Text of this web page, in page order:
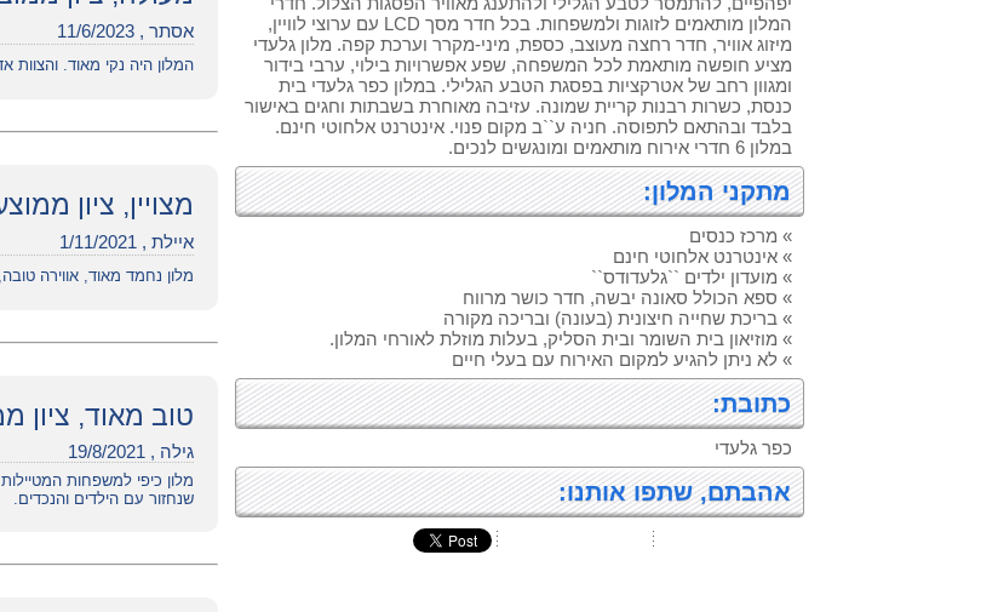
אסתר , 11/6/2023
המלון היה נקי מאוד. והצוות
מצויין, ציון ממוצע
איילת , 1/11/2021
מלון נחמד מאוד, אווירה
טוב מאוד, ציון
גילה , 19/8/2021
מלון כיפי למשפחות
שנחזור עם הילדים והנכדים.
המלון מותאמים לזוגות ולמשפחות. בכל חדר מסך LCD עם ערוצי לוויין,
מיזוג אוויר, חדר רחצה מעוצב, כספת, מיני-מקרר וערכת קפה. מלון גלעדי
מציע חופשה מותאמת לכל המשפחה, שפע אפשרויות בילוי, ערבי בידור
ומגוון רחב של אטרקציות בפסגת הטבע הגלילי. במלון כפר גלעדי בית
כנסת, כשרות רבנות קריית שמונה. עזיבה מאוחרת בשבתות וחגים באישור
בלבד ובהתאם לתפוסה. חניה ע``ב מקום פנוי. אינטרנט אלחוטי חינם.
במלון 6 חדרי אירוח מותאמים ומונגשים לנכים.
מתקני המלון:
» מרכז כנסים
» אינטרנט אלחוטי חינם
» מועדון ילדים ``גלעדודס``
» ספא הכולל סאונה יבשה, חדר כושר מרווח
» בריכת שחייה חיצונית (בעונה) ובריכה מקורה
» מוזיאון בית השומר ובית הסליק, בעלות מוזלת לאורחי המלון.
» לא ניתן להגיע למקום האירוח עם בעלי חיים
כתובת:
כפר גלעדי
אהבתם, שתפו אותנו: